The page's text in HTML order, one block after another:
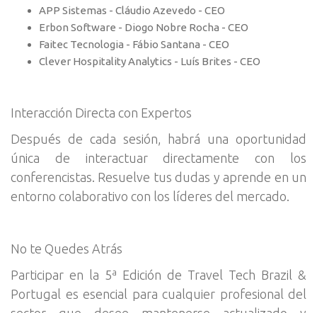
APP Sistemas - Cláudio Azevedo - CEO
Erbon Software - Diogo Nobre Rocha - CEO
Faitec Tecnologia - Fábio Santana - CEO
Clever Hospitality Analytics - Luís Brites - CEO
Interacción Directa con Expertos
Después de cada sesión, habrá una oportunidad
única de interactuar directamente con los
conferencistas. Resuelve tus dudas y aprende en un
entorno colaborativo con los líderes del mercado.
No te Quedes Atrás
Participar en la 5ª Edición de Travel Tech Brazil &
Portugal es esencial para cualquier profesional del